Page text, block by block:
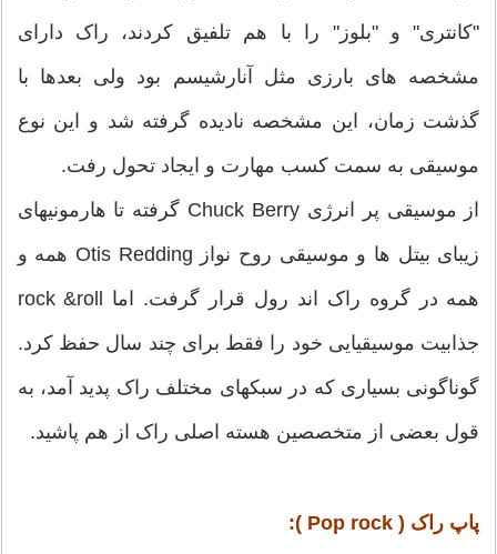
"کانتری" و "بلوز" را با هم تلفیق کردند، راک دارای
مشخصه های بارزی مثل آنارشیسم بود ولی بعدها با
گذشت زمان، این مشخصه نادیده گرفته شد و این نوع
موسیقی به سمت کسب مهارت و ایجاد تحول رفت.
از موسیقی پر انرژی Chuck Berry گرفته تا هارمونیهای
زیبای بیتل ها و موسیقی روح نواز Otis Redding همه و
همه در گروه راک اند رول قرار گرفت. اما rock &roll
جذابیت موسیقیایی خود را فقط برای چند سال حفظ کرد.
گوناگونی بسیاری که در سبکهای مختلف راک پدید آمد، به
قول بعضی از متخصصین هسته اصلی راک از هم پاشید.
پاپ راک (Pop rock
):